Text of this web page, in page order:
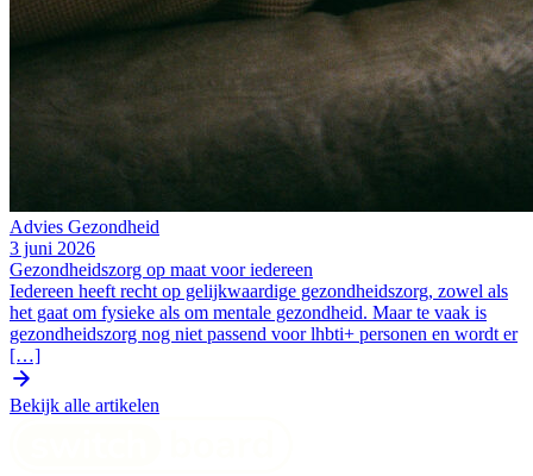
Advies Gezondheid
3 juni 2026
Gezondheidszorg op maat voor iedereen
Iedereen heeft recht op gelijkwaardige gezondheidszorg, zowel als
het gaat om fysieke als om mentale gezondheid. Maar te vaak is
gezondheidszorg nog niet passend voor lhbti+ personen en wordt er
[…]
Bekijk alle artikelen